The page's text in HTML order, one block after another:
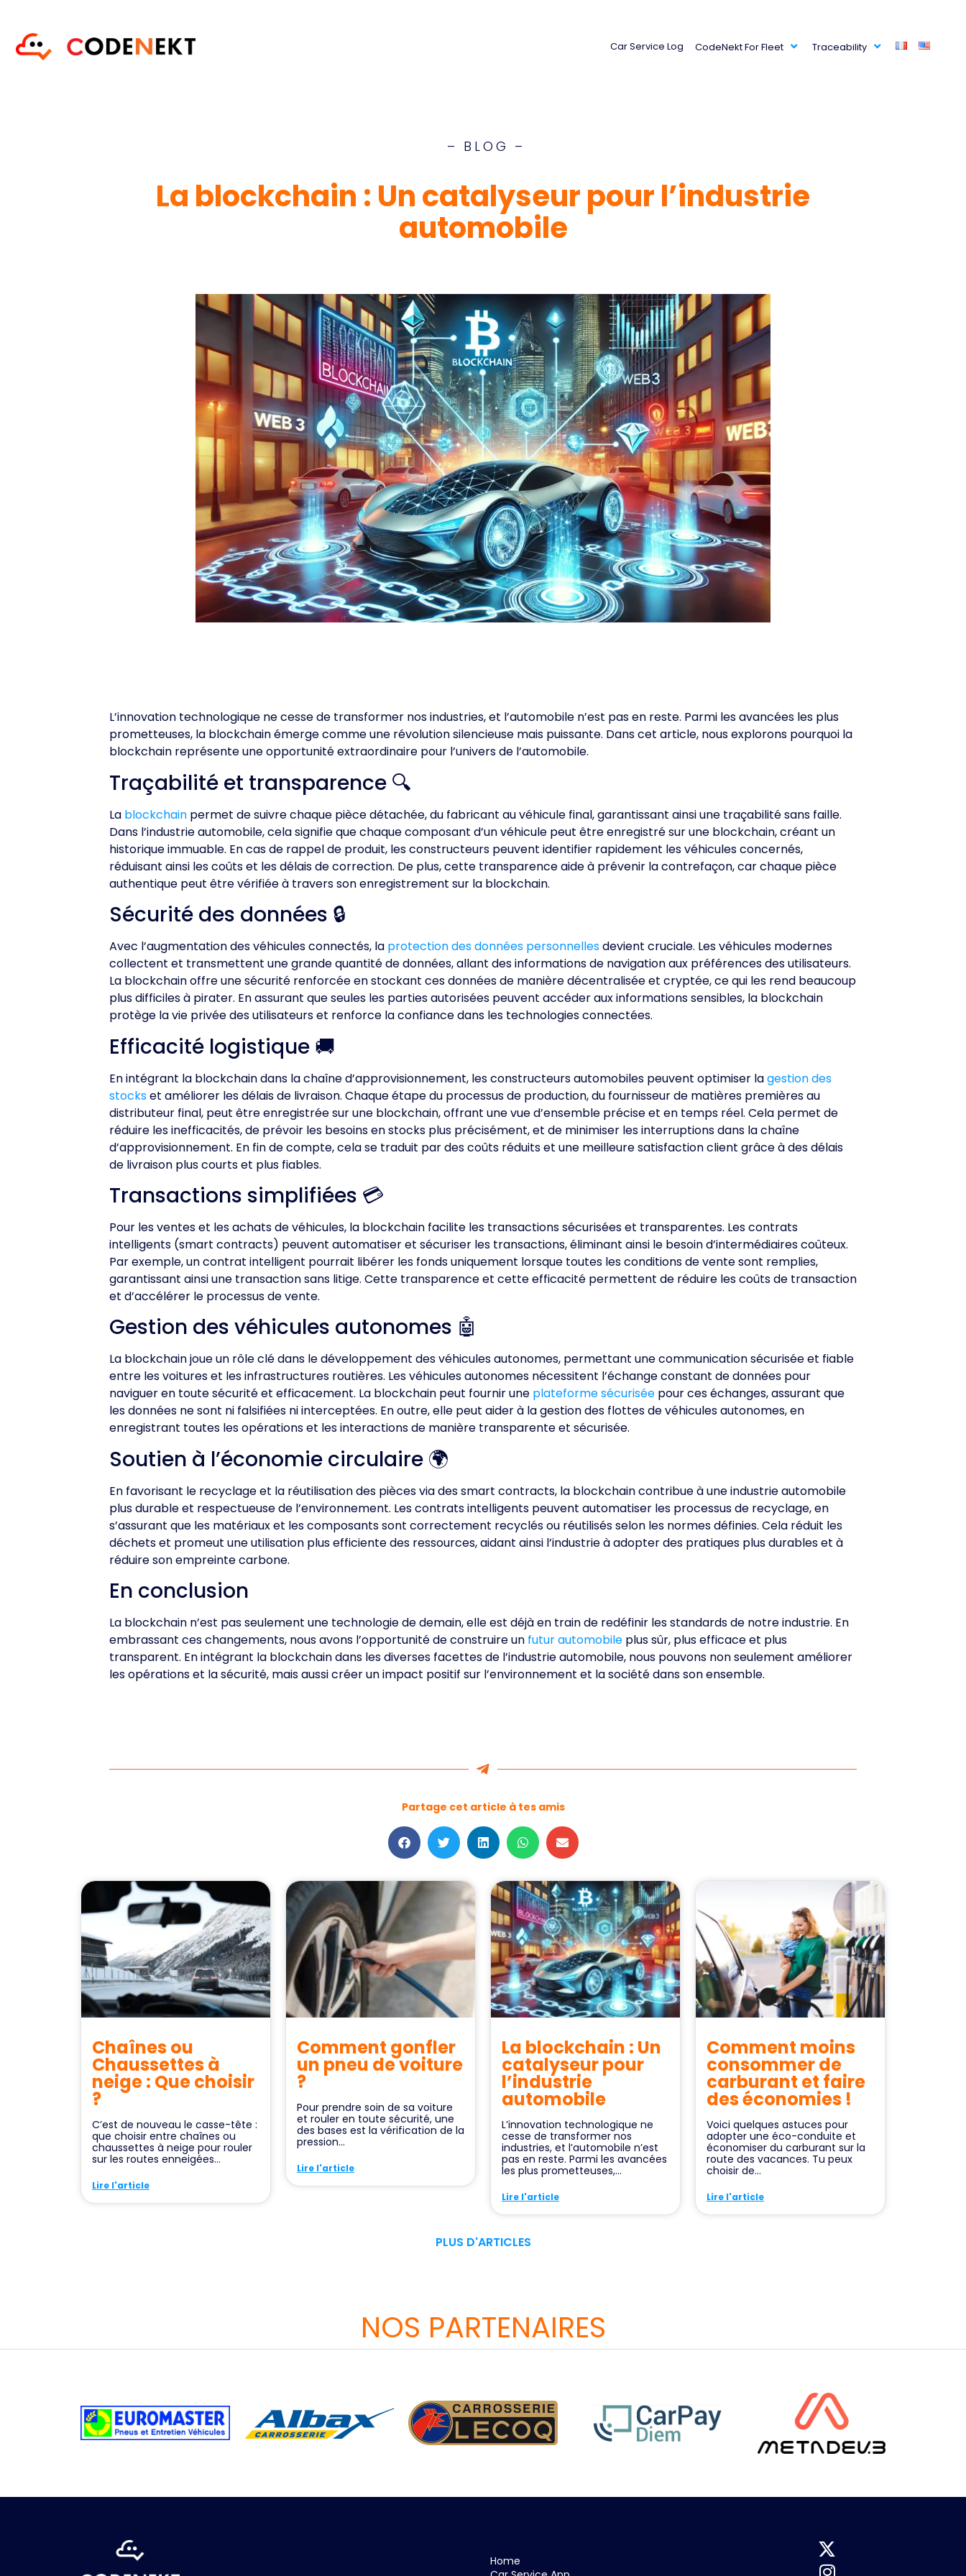
Car Service Log CodeNekt For Fleet Traceability
– BLOG –
La blockchain : Un catalyseur pour l’industrie
automobile
L’innovation technologique ne cesse de transformer nos industries, et l’automobile n’est pas en reste. Parmi les avancées les plus
prometteuses, la blockchain émerge comme une révolution silencieuse mais puissante. Dans cet article, nous explorons pourquoi la
blockchain représente une opportunité extraordinaire pour l’univers de l’automobile.
Traçabilité et transparence 🔍
La blockchain permet de suivre chaque pièce détachée, du fabricant au véhicule final, garantissant ainsi une traçabilité sans faille.
Dans l’industrie automobile, cela signifie que chaque composant d’un véhicule peut être enregistré sur une blockchain, créant un
historique immuable. En cas de rappel de produit, les constructeurs peuvent identifier rapidement les véhicules concernés,
réduisant ainsi les coûts et les délais de correction. De plus, cette transparence aide à prévenir la contrefaçon, car chaque pièce
authentique peut être vérifiée à travers son enregistrement sur la blockchain.
Sécurité des données 🔒
Avec l’augmentation des véhicules connectés, la protection des données personnellesdevient cruciale. Les véhicules modernes
collectent et transmettent une grande quantité de données, allant des informations de navigation aux préférences des utilisateurs.
La blockchain offre une sécurité renforcée en stockant ces données de manière décentralisée et cryptée, ce qui les rend beaucoup
plus difficiles à pirater. En assurant que seules les parties autorisées peuvent accéder aux informations sensibles, la blockchain
protège la vie privée des utilisateurs et renforce la confiance dans les technologies connectées.
Efficacité logistique 🚚
En intégrant la blockchain dans la chaîne d’approvisionnement, les constructeurs automobiles peuvent optimiser lagestion des
stockset améliorer les délais de livraison. Chaque étape du processus de production, du fournisseur de matières premières au
distributeur final, peut être enregistrée sur une blockchain, offrant une vue d’ensemble précise et en temps réel. Cela permet de
réduire les inefficacités, de prévoir les besoins en stocks plus précisément, et de minimiser les interruptions dans la chaîne
d’approvisionnement. En fin de compte, cela se traduit par des coûts réduits et une meilleure satisfaction client grâce à des délais
de livraison plus courts et plus fiables.
Transactions simplifiées 💳
Pour les ventes et les achats de véhicules, la blockchain facilite les transactions sécurisées et transparentes. Les contrats
intelligents (smart contracts) peuvent automatiser et sécuriser les transactions, éliminant ainsi le besoin d’intermédiaires coûteux.
Par exemple, un contrat intelligent pourrait libérer les fonds uniquement lorsque toutes les conditions de vente sont remplies,
garantissant ainsi une transaction sans litige. Cette transparence et cette efficacité permettent de réduire les coûts de transaction
et d’accélérer le processus de vente.
Gestion des véhicules autonomes 🤖
La blockchain joue un rôle clé dans le développement des véhicules autonomes, permettant une communication sécurisée et fiable
entre les voitures et les infrastructures routières. Les véhicules autonomes nécessitent l’échange constant de données pour
naviguer en toute sécurité et efficacement. La blockchain peut fournir une plateforme sécurisée pour ces échanges, assurant que
les données ne sont ni falsifiées ni interceptées. En outre, elle peut aider à la gestion des flottes de véhicules autonomes, en
enregistrant toutes les opérations et les interactions de manière transparente et sécurisée.
Soutien à l’économie circulaire 🌍
En favorisant le recyclage et la réutilisation des pièces via des smart contracts, la blockchain contribue à une industrie automobile
plus durable et respectueuse de l’environnement. Les contrats intelligents peuvent automatiser les processus de recyclage, en
s’assurant que les matériaux et les composants sont correctement recyclés ou réutilisés selon les normes définies. Cela réduit les
déchets et promeut une utilisation plus efficiente des ressources, aidant ainsi l’industrie à adopter des pratiques plus durables et à
réduire son empreinte carbone.
En conclusion
La blockchain n’est pas seulement une technologie de demain, elle est déjà en train de redéfinir les standards de notre industrie. En
embrassant ces changements, nous avons l’opportunité de construire un futur automobile plus sûr, plus efficace et plus
transparent. En intégrant la blockchain dans les diverses facettes de l’industrie automobile, nous pouvons non seulement améliorer
les opérations et la sécurité, mais aussi créer un impact positif sur l’environnement et la société dans son ensemble.
Partage cet article à tes amis
Chaînes ou
Chaussettes à
neige : Que choisir
?
C’est de nouveau le casse-tête :
que choisir entre chaînes ou
chaussettes à neige pour rouler
sur les routes enneigées...
Lire l'article
Comment gonfler
un pneu de voiture
?
Pour prendre soin de sa voiture
et rouler en toute sécurité, une
des bases est la vérification de la
pression...
Lire l'article
La blockchain : Un
catalyseur pour
l’industrie
automobile
L’innovation technologique ne
cesse de transformer nos
industries, et l’automobile n’est
pas en reste. Parmi les avancées
les plus prometteuses,...
Lire l'article
Comment moins
consommer de
carburant et faire
des économies !
Voici quelques astuces pour
adopter une éco-conduite et
économiser du carburant sur la
route des vacances. Tu peux
choisir de...
Lire l'article
PLUS D'ARTICLES
NOS PARTENAIRES
Home